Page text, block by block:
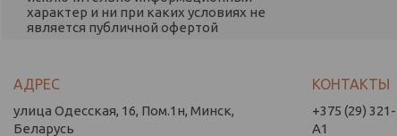
характер и ни при каких условиях не
является публичной офертой
улица Одесская, 16, Пом.1н, Минск,
Беларусь
+375 (29)
А1